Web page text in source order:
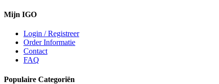
Mijn IGO
Login / Registreer
Order Informatie
Contact
FAQ
Populaire Categoriën